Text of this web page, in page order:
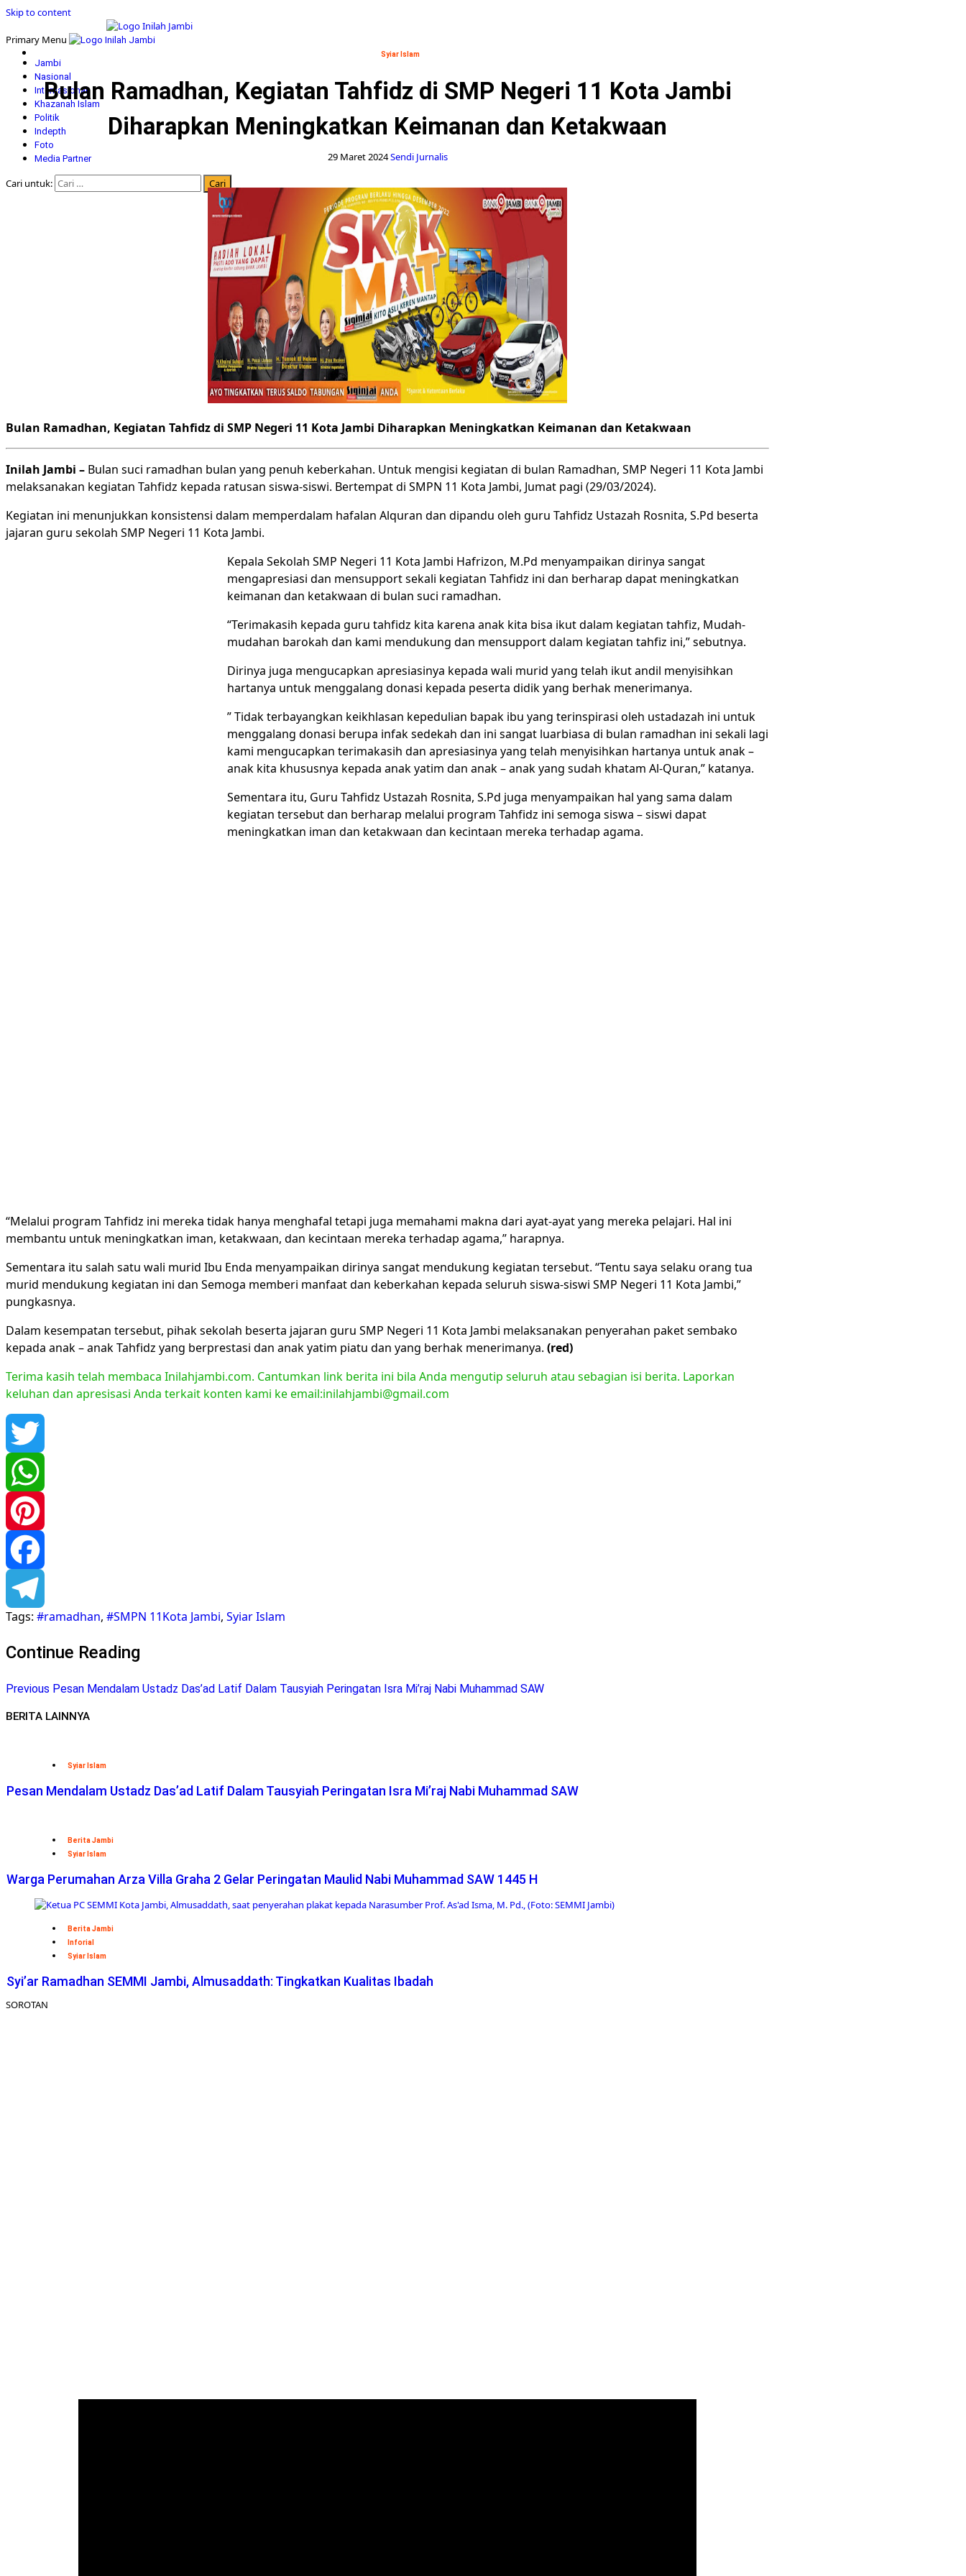
Skip to content
Primary Menu
Jambi
Nasional
Internasional
Khazanah Islam
Politik
Indepth
Foto
Media Partner
Cari untuk:
Syiar Islam
Bulan Ramadhan, Kegiatan Tahfidz di SMP Negeri 11 Kota Jambi
Diharapkan Meningkatkan Keimanan dan Ketakwaan
29 Maret 2024Sendi Jurnalis
Bulan Ramadhan, Kegiatan Tahfidz di SMP Negeri 11 Kota Jambi Diharapkan Meningkatkan Keimanan dan Ketakwaan
Inilah Jambi – Bulan suci ramadhan bulan yang penuh keberkahan. Untuk mengisi kegiatan di bulan Ramadhan, SMP Negeri 11 Kota Jambi
melaksanakan kegiatan Tahfidz kepada ratusan siswa-siswi. Bertempat di SMPN 11 Kota Jambi, Jumat pagi (29/03/2024).
Kegiatan ini menunjukkan konsistensi dalam memperdalam hafalan Alquran dan dipandu oleh guru Tahfidz Ustazah Rosnita, S.Pd beserta
jajaran guru sekolah SMP Negeri 11 Kota Jambi.
Kepala Sekolah SMP Negeri 11 Kota Jambi Hafrizon, M.Pd menyampaikan dirinya sangat
mengapresiasi dan mensupport sekali kegiatan Tahfidz ini dan berharap dapat meningkatkan
keimanan dan ketakwaan di bulan suci ramadhan.
“Terimakasih kepada guru tahfidz kita karena anak kita bisa ikut dalam kegiatan tahfiz, Mudah-
mudahan barokah dan kami mendukung dan mensupport dalam kegiatan tahfiz ini,” sebutnya.
Dirinya juga mengucapkan apresiasinya kepada wali murid yang telah ikut andil menyisihkan
hartanya untuk menggalang donasi kepada peserta didik yang berhak menerimanya.
” Tidak terbayangkan keikhlasan kepedulian bapak ibu yang terinspirasi oleh ustadazah ini untuk
menggalang donasi berupa infak sedekah dan ini sangat luarbiasa di bulan ramadhan ini sekali lagi
kami mengucapkan terimakasih dan apresiasinya yang telah menyisihkan hartanya untuk anak –
anak kita khususnya kepada anak yatim dan anak – anak yang sudah khatam Al-Quran,” katanya.
Sementara itu, Guru Tahfidz Ustazah Rosnita, S.Pd juga menyampaikan hal yang sama dalam
kegiatan tersebut dan berharap melalui program Tahfidz ini semoga siswa – siswi dapat
meningkatkan iman dan ketakwaan dan kecintaan mereka terhadap agama.
“Melalui program Tahfidz ini mereka tidak hanya menghafal tetapi juga memahami makna dari ayat-ayat yang mereka pelajari. Hal ini
membantu untuk meningkatkan iman, ketakwaan, dan kecintaan mereka terhadap agama,” harapnya.
Sementara itu salah satu wali murid Ibu Enda menyampaikan dirinya sangat mendukung kegiatan tersebut. “Tentu saya selaku orang tua
murid mendukung kegiatan ini dan Semoga memberi manfaat dan keberkahan kepada seluruh siswa-siswi SMP Negeri 11 Kota Jambi,”
pungkasnya.
Dalam kesempatan tersebut, pihak sekolah beserta jajaran guru SMP Negeri 11 Kota Jambi melaksanakan penyerahan paket sembako
kepada anak – anak Tahfidz yang berprestasi dan anak yatim piatu dan yang berhak menerimanya. (red)
Terima kasih telah membaca Inilahjambi.com. Cantumkan link berita ini bila Anda mengutip seluruh atau sebagian isi berita. Laporkan
keluhan dan apresisasi Anda terkait konten kami ke email:inilahjambi@gmail.com
Twitter
WhatsApp
Pinterest
Facebook
Telegram
Tags: #ramadhan, #SMPN 11Kota Jambi, Syiar Islam
Continue Reading
Previous Pesan Mendalam Ustadz Das’ad Latif Dalam Tausyiah Peringatan Isra Mi’raj Nabi Muhammad SAW
BERITA LAINNYA
Syiar Islam
Pesan Mendalam Ustadz Das’ad Latif Dalam Tausyiah Peringatan Isra Mi’raj Nabi Muhammad SAW
Berita Jambi
Syiar Islam
Warga Perumahan Arza Villa Graha 2 Gelar Peringatan Maulid Nabi Muhammad SAW 1445 H
Berita Jambi
Inforial
Syiar Islam
Syi’ar Ramadhan SEMMI Jambi, Almusaddath: Tingkatkan Kualitas Ibadah
SOROTAN